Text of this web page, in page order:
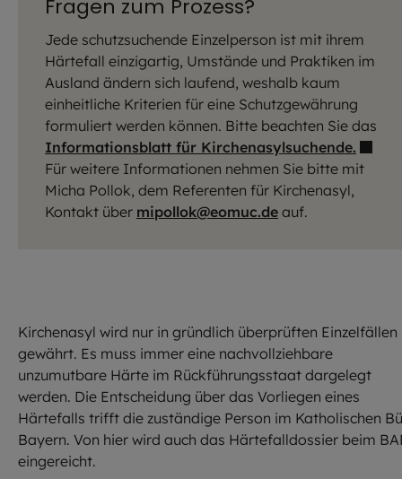
Fragen zum Prozess?
Jede schutzsuchende Einzelperson ist mit ihrem
Härtefall einzigartig, Umstände und Praktiken im
Ausland ändern sich laufend, weshalb kaum
einheitliche Kriterien für eine Schutzgewährung
formuliert werden können. Bitte beachten Sie das
Informationsblatt für Kirchenasylsuchende.
Für weitere Informationen nehmen Sie bitte mit
Micha Pollok, dem Referenten für Kirchenasyl,
Kontakt über mipollok@eomuc.de auf.
Kirchenasyl wird nur in gründlich überprüften Einzelfällen
gewährt. Es muss immer eine nachvollziehbare
unzumutbare Härte im Rückführungsstaat dargelegt
werden. Die Entscheidung über das Vorliegen eines
Härtefalls trifft die zuständige Person im Katholischen
Bayern. Von hier wird auch das Härtefalldossier beim
eingereicht.